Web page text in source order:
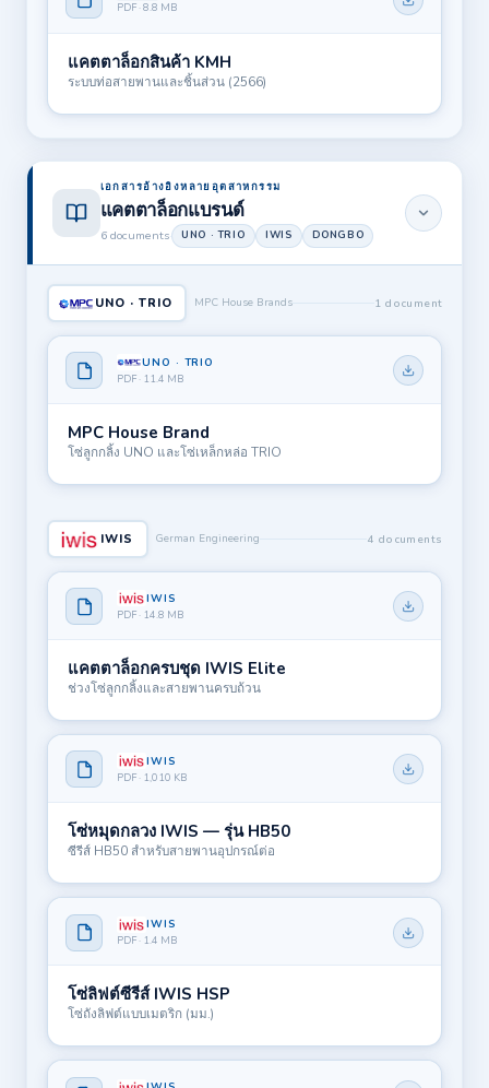
PDF · 8.8 MB
แคตตาล็อกสินค้า KMH
ระบบท่อสายพานและชิ้นส่วน (2566)
เอกสารอ้างอิงหลายอุตสาหกรรม
แคตตาล็อกแบรนด์
6 documents· UNO · TRIO IWIS DONGBO
UNO · TRIO MPC House Brands 1 document
UNO · TRIO
PDF · 11.4 MB
MPC House Brand
โซ่ลูกกลิ้ง UNO และโซ่เหล็กหล่อ TRIO
IWIS German Engineering 4 documents
IWIS
PDF · 14.8 MB
แคตตาล็อกครบชุด IWIS Elite
ช่วงโซ่ลูกกลิ้งและสายพานครบถ้วน
IWIS
PDF · 1,010 KB
โซ่หมุดกลวง IWIS — รุ่น HB50
ซีรีส์ HB50 สำหรับสายพานอุปกรณ์ต่อ
IWIS
PDF · 1.4 MB
โซ่ลิฟต์ซีรีส์ IWIS HSP
โซ่ถังลิฟต์แบบเมตริก (มม.)